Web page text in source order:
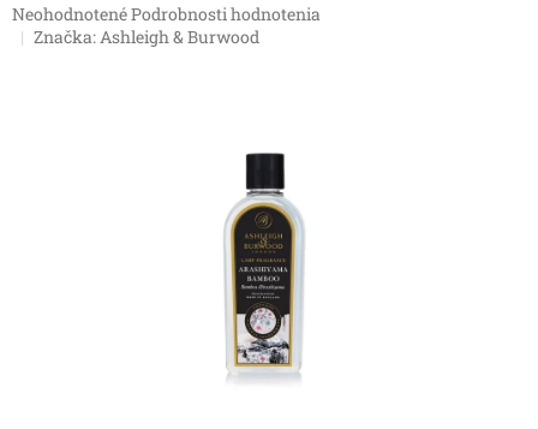
Priemerné
hodnotenie
NeohodnotenéPodrobnosti hodnotenia
Značka:Ashleigh & Burwood